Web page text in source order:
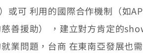
利用的國際合作機制（如
善援助） ，建立對方肯定的
業問題，台商 在東南亞發展也